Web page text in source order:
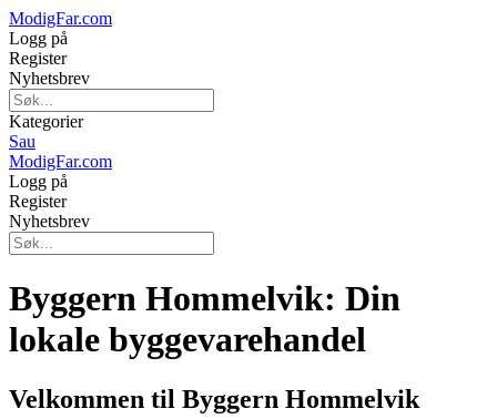
ModigFar.com
Logg på
Register
Nyhetsbrev
Kategorier
Sau
ModigFar.com
Logg på
Register
Nyhetsbrev
Byggern Hommelvik: Din
lokale byggevarehandel
Velkommen til Byggern Hommelvik